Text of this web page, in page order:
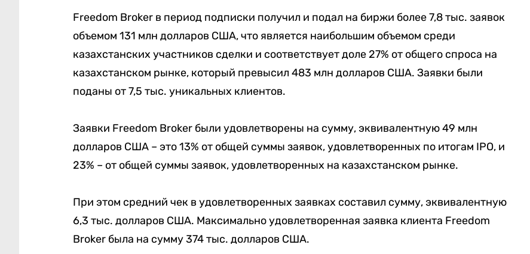
Freedom Broker в период подписки получил и подал на биржи более 7,8 тыс. заявок
объемом 131 млн долларов США, что является наибольшим объемом среди
казахстанских участников сделки и соответствует доле 27% от общего спроса на
казахстанском рынке, который превысил 483 млн долларов США. Заявки были
поданы от 7,5 тыс. уникальных клиентов.
Заявки Freedom Broker были удовлетворены на сумму, эквивалентную 49 млн
долларов США – это 13% от общей суммы заявок, удовлетворенных по итогам IPO, и
23% – от общей суммы заявок, удовлетворенных на казахстанском рынке.
При этом средний чек в удовлетворенных заявках составил сумму, эквивалентную
6,3 тыс. долларов США. Максимально удовлетворенная заявка клиента Freedom
Broker была на сумму 374 тыс. долларов США.